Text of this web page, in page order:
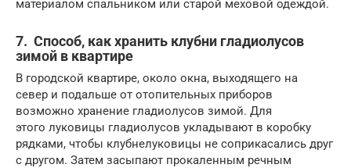
материалом спальником или старой меховой одеждой.
7. Способ, как хранить клубни гладиолусов
зимой в квартире
В городской квартире, около окна, выходящего на
север и подальше от отопительных приборов
возможно хранение гладиолусов зимой. Для
этого луковицы гладиолусов укладывают в коробку
рядками, чтобы клубнелуковицы не соприкасались друг
с другом. Затем засыпают прокаленным речным